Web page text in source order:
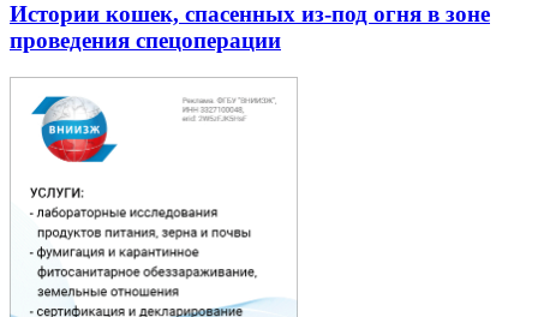
Истории кошек, спасенных из-под огня в зоне
проведения спецоперации